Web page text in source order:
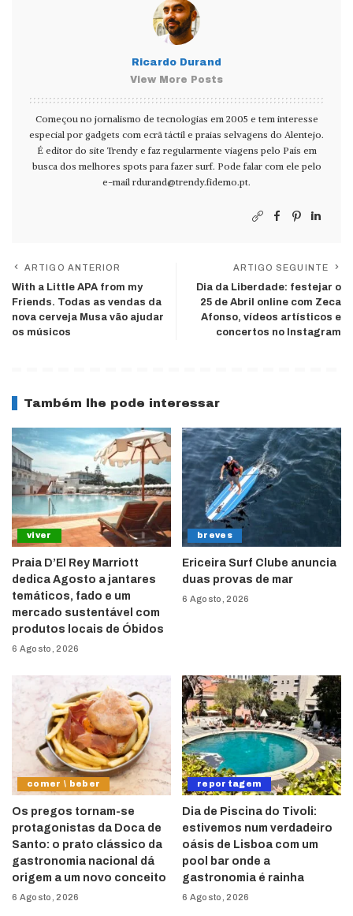
Ricardo Durand
View More Posts
Começou no jornalismo de tecnologias em 2005 e tem interesse
especial por gadgets com ecrã táctil e praias selvagens do Alentejo.
É editor do site Trendy e faz regularmente viagens pelo País em
busca dos melhores spots para fazer surf. Pode falar com ele pelo
e-mail rdurand@trendy.fidemo.pt.
ARTIGO ANTERIOR
With a Little APA from my
Friends. Todas as vendas da
nova cerveja Musa vão ajudar
os músicos
ARTIGO SEGUINTE
Dia da Liberdade: festejar o
25 de Abril online com Zeca
Afonso, vídeos artísticos e
concertos no Instagram
Também lhe pode interessar
viver
Praia D’El Rey Marriott
dedica Agosto a jantares
temáticos, fado e um
mercado sustentável com
produtos locais de Óbidos
6 Agosto, 2026
breves
Ericeira Surf Clube anuncia
duas provas de mar
6 Agosto, 2026
comer \ beber
Os pregos tornam-se
protagonistas da Doca de
Santo: o prato clássico da
gastronomia nacional dá
origem a um novo conceito
6 Agosto, 2026
reportagem
Dia de Piscina do Tivoli:
estivemos num verdadeiro
oásis de Lisboa com um
pool bar onde a
gastronomia é rainha
6 Agosto, 2026